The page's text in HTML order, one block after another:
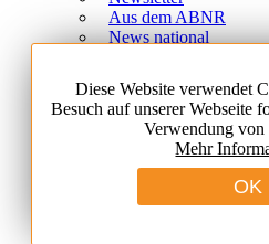
Aus dem ABNR
News national
Das Aktionsbündnis
Über uns
Geschäftsstelle
Vorstand
Diese Website verwendet
Besuch auf unserer Webseite
Verwendung von
Mehr